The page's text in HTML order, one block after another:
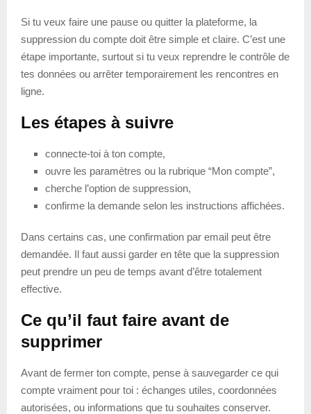
Si tu veux faire une pause ou quitter la plateforme, la
suppression du compte doit être simple et claire. C’est une
étape importante, surtout si tu veux reprendre le contrôle de
tes données ou arrêter temporairement les rencontres en
ligne.
Les étapes à suivre
connecte-toi à ton compte,
ouvre les paramètres ou la rubrique “Mon compte”,
cherche l’option de suppression,
confirme la demande selon les instructions affichées.
Dans certains cas, une confirmation par email peut être
demandée. Il faut aussi garder en tête que la suppression
peut prendre un peu de temps avant d’être totalement
effective.
Ce qu’il faut faire avant de
supprimer
Avant de fermer ton compte, pense à sauvegarder ce qui
compte vraiment pour toi : échanges utiles, coordonnées
autorisées, ou informations que tu souhaites conserver.